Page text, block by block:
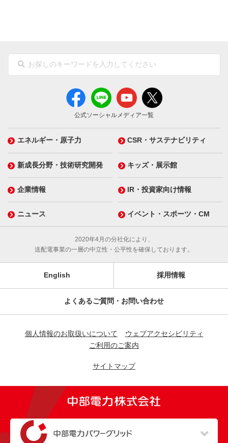
公式ソーシャルメディア一覧
エネルギー・原子力 CSR・サステナビリティ
新成長分野・技術研究開発 キッズ・展示館
企業情報 IR・投資家向け情報
ニュース イベント・スポーツ・CM
2020年4月の分社化により、
送配電事業の一層の中立性・公平性を確保しております。
English 採用情報
よくあるご質問・お問い合わせ
個人情報のお取扱いについて
ウェブアクセシビリティ
ご利用のご案内
サイトマップ
（新しいウィンドウを開きます）